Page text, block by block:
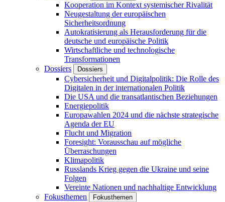
Kooperation im Kontext systemischer Rivalität
Neugestaltung der europäischen
Sicherheitsordnung
Autokratisierung als Herausforderung für die
deutsche und europäische Politik
Wirtschaftliche und technologische
Transformationen
Dossiers
Dossiers
Cybersicherheit und Digitalpolitik: Die Rolle des
Digitalen in der internationalen Politik
Die USA und die transatlantischen Beziehungen
Energiepolitik
Europawahlen 2024 und die nächste strategische
Agenda der EU
Flucht und Migration
Foresight: Vorausschau auf mögliche
Überraschungen
Klimapolitik
Russlands Krieg gegen die Ukraine und seine
Folgen
Vereinte Nationen und nachhaltige Entwicklung
Fokusthemen
Fokusthemen